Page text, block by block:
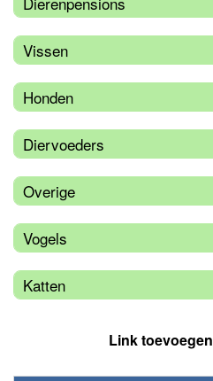
Vissen
Honden
Diervoeders
Overige
Vogels
Katten
Link toevoegen